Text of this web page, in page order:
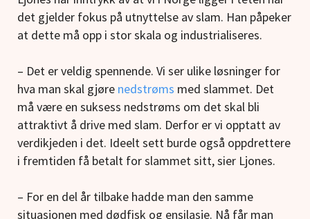
det gjelder fokus på utnyttelse av slam. Han påpeker
at dette må opp i stor skala og industrialiseres.
– Det er veldig spennende. Vi ser ulike løsninger for
hva man skal gjøre nedstrøms med slammet. Det
må være en suksess nedstrøms om det skal bli
attraktivt å drive med slam. Derfor er vi opptatt av
verdikjeden i det. Ideelt sett burde også oppdrettere
i fremtiden få betalt for slammet sitt, sier Ljones.
– For en del år tilbake hadde man den samme
situasjonen med dødfisk og ensilasje. Nå får man